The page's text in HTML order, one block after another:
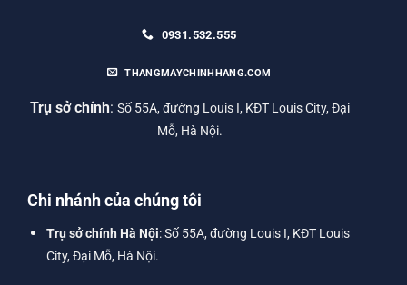
0931.532.555
THANGMAYCHINHHANG.COM
Trụ sở chính: Số 55A, đường Louis I, KĐT Louis City, Đại
Mỗ, Hà Nội.
Chi nhánh của chúng tôi
Trụ sở chính Hà Nội: Số 55A, đường Louis I, KĐT Louis
City, Đại Mỗ, Hà Nội.